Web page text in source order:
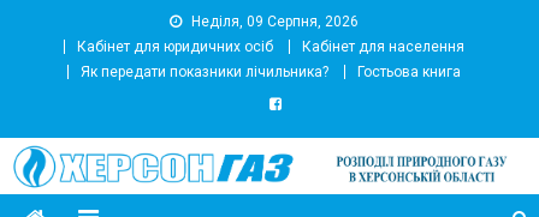
Неділя, 09 Серпня, 2026
Кабінет для юридичних осіб
Кабінет для населення
Як передати показники лічильника?
Гостьова книга
АТ Херсонгаз
Підприємство з розподілу природного газу